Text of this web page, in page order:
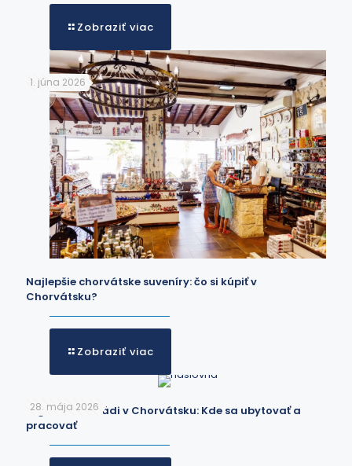
Zobraziť viac
1. júna 2026
Najlepšie chorvátske suveníry: čo si kúpiť v
Chorvátsku?
Zobraziť viac
28. mája 2026
Digitálni nomádi v Chorvátsku: Kde sa ubytovať a
pracovať